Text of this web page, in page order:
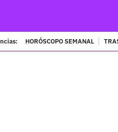
HORÓSCOPO SEMANAL